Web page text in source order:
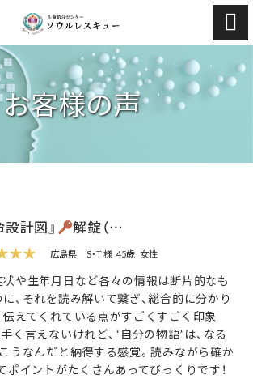

お客様の声
設計図』
解錠（…
広島県 S・T 様 45歳 女性
や生年月日など各々の情報は断片的なも
、それを読み解いて繋ぎ、総合的に分かり
伝えてくれている点がすごくすごく印象
く言えないけれど、“自分の物語”は、なる
こうなんだと納得する感覚。読みながら確か
ポイントがたくさんあってびっくりです！